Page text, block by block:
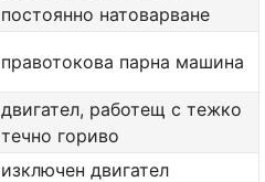
постоянно натоварване
правотокова парна машина
двигател, работещ с тежко
течно гориво
изключен двигател